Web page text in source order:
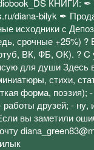
КНИГИ:
diana-bilyk ✒
исходники с
срочные +25%) ?
ВК, ФБ, ОК). ?
для души Здесь
стихи,
форма, поэзия);
друзей; - ну,
вы заметили